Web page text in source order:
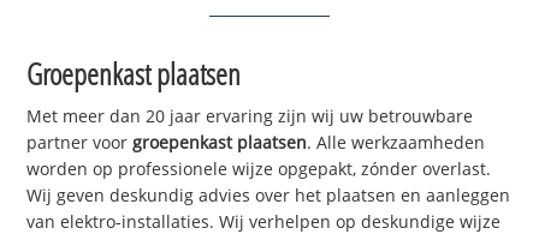
Groepenkast plaatsen
Met meer dan 20 jaar ervaring zijn wij uw betrouwbare
partner voorgroepenkast plaatsen. Alle werkzaamheden
worden op professionele wijze opgepakt, zónder overlast.
Wij geven deskundig advies over het plaatsen en aanleggen
van elektro-installaties. Wij verhelpen op deskundige wijze